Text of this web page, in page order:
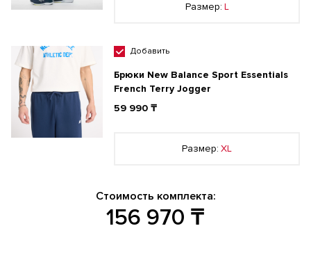
Размер: L
Добавить
Брюки New Balance Sport Essentials
French Terry Jogger
59 990 ₸
Размер: XL
Стоимость комплекта:
156 970 ₸